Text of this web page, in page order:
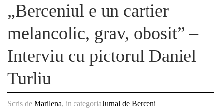
„Berceniul e un cartier
melancolic, grav, obosit” –
Interviu cu pictorul Daniel
Turliu
Scris de Marilena, in categoriaJurnal de Berceni